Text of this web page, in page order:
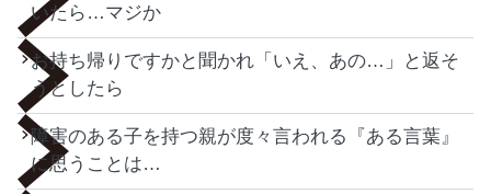
いたら…マジか
お持ち帰りですかと聞かれ「いえ、あの…」と返そ
うとしたら
障害のある子を持つ親が度々言われる『ある言葉』
に思うことは…